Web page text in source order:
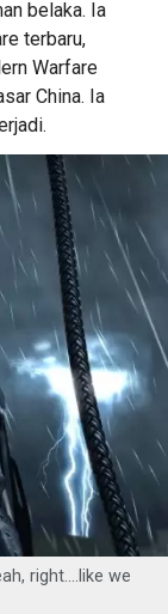
belaka. Ia
terbaru,
Warfare
China. Ia
right….like we